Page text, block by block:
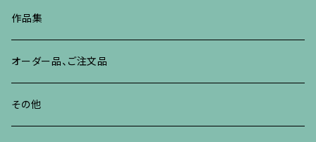
ブレスレット、バングル、その他
ブレスレット、その他
リング
ネックレス、ペンダント
リング
ブレスレット、バングル
イヤリング、ピアス
ネックレス、ペンダント
リング
作品集
オーダー品、ご注文品
その他